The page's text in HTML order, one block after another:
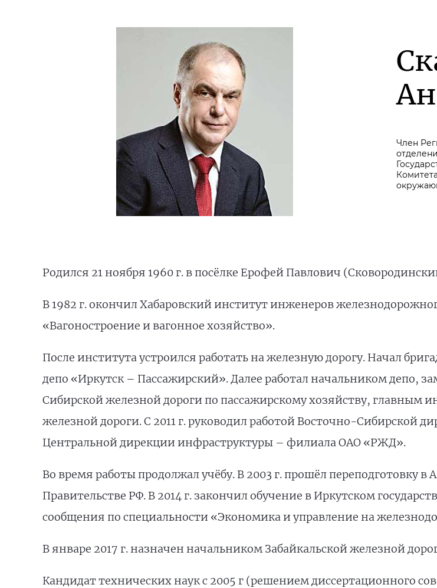
Член
Родился 21 ноября 1960 г. в посёлке Ерофей Павлович
В 1982 г. окончил Хабаровский институт инженеров
«Вагоностроение и вагонное хозяйство».
После института устроился работать на железную дорогу. Начал
депо «Иркутск – Пассажирский». Далее работал начальником депо,
Сибирской железной дороги по пассажирскому хозяйству, главным
железной дороги. С 2011 г. руководил работой Восточно-Сибирской
Центральной дирекции инфраструктуры – филиала ОАО «РЖД».
Во время работы продолжал учёбу. В 2003 г. прошёл переподготовку
Правительстве РФ. В 2014 г. закончил обучение в Иркутском
сообщения по специальности «Экономика и управление на
В январе 2017 г. назначен начальником Забайкальской железной
Кандидат технических наук с 2005 г (решением диссертационного